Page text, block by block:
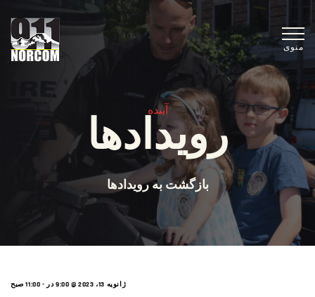
منوی
آینده
رویدادها
بازگشت به رویدادها
ژانویه 13، 2023 @ 9:00 در - 11:00 صبح